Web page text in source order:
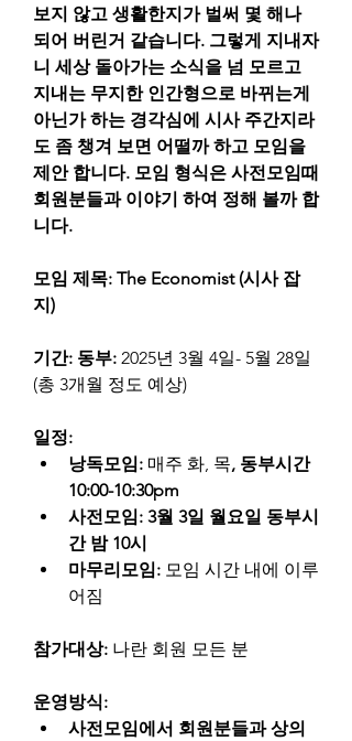
보지 않고 생활한지가 벌써 몇 해나
되어 버린거 같습니다. 그렇게 지내자
니 세상 돌아가는 소식을 넘 모르고
지내는 무지한 인간형으로 바뀌는게
아닌가 하는 경각심에 시사 주간지라
도 좀 챙겨 보면 어떨까 하고 모임을
제안 합니다. 모임 형식은 사전모임때
회원분들과 이야기 하여 정해 볼까 합
니다.
모임 제목: The Economist (시사 잡
지)
기간: 동부: 2025년 3월 4일- 5월 28일
(총 3개월 정도 예상)
일정:
낭독모임: 매주 화, 목, 동부시간
10:00-10:30pm
사전모임: 3월 3일 월요일 동부시
간 밤 10시
마무리모임: 모임 시간 내에 이루
어짐
참가대상: 나란 회원 모든 분
운영방식:
사전모임에서 회원분들과 상의